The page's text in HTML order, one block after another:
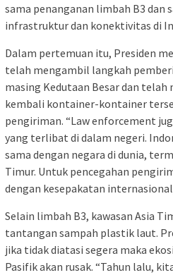
sama penanganan limbah B3 dan
infrastruktur dan konektivitas di
Dalam pertemuan itu, Presiden
telah mengambil langkah
masing Kedutaan Besar dan
kembali kontainer-kontainer
pengiriman. “Law enforcement
yang terlibat di dalam negeri.
sama dengan negara di dunia,
Timur. Untuk pencegahan
dengan kesepakatan
Selain limbah B3, kawasan Asia
tantangan sampah plastik laut.
jika tidak diatasi segera maka
Pasifik akan rusak. “Tahun lalu,